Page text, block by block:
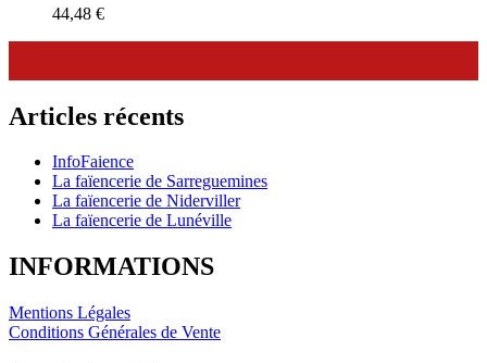
44,48 €
Articles récents
InfoFaience
La faïencerie de Sarreguemines
La faïencerie de Niderviller
La faïencerie de Lunéville
INFORMATIONS
Mentions Légales
Conditions Générales de Vente